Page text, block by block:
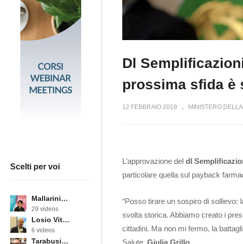
Scelti per voi
Mallarini Erika
29 videos
Losio Vittorino
6 videos
Tarabusi Marcello
Dl
prossima sfida è
12 FEBBRAIO 2019 MINISTERO
L’approvazione del dl
particolare quella sul payback
“Posso tirare un sospiro di sollievo:
svolta storica. Abbiamo creato i
cittadini. Ma non mi fermo, la